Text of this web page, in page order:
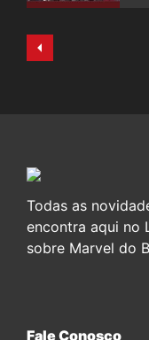
Todas as
encontra aqui no
sobre Marvel do
Fale Conosco